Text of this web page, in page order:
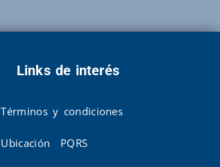
Links de interés
Términos y condiciones
Ubicación PQRS